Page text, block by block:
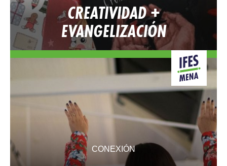
CREATIVIDAD +
EVANGELIZACIÓN
CONEXIÓN